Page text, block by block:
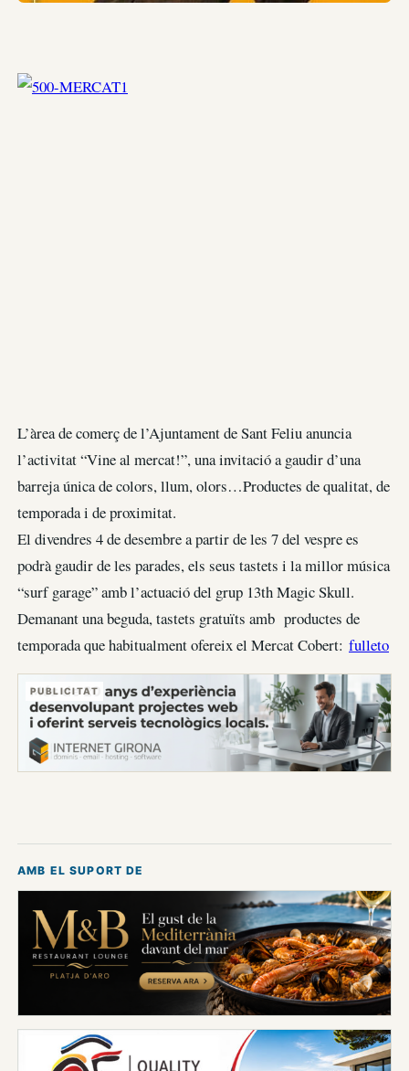
L’àrea de comerç de l’Ajuntament de Sant Feliu anuncia
l’activitat “Vine al mercat!”, una invitació a gaudir d’una
barreja única de colors, llum, olors…Productes de qualitat, de
temporada i de proximitat.
El divendres 4 de desembre a partir de les 7 del vespre es
podrà gaudir de les parades, els seus tastets i la millor música
“surf garage” amb l’actuació del grup 13th Magic Skull.
Demanant una beguda, tastets gratuïts amb productes de
temporada que habitualment ofereix el Mercat Cobert: fulleto
PUBLICITAT
AMB EL SUPORT DE